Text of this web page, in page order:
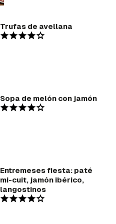
Trufas de avellana
Sopa de melón con jamón
Entremeses fiesta: paté
mi-cuit, jamón ibérico,
langostinos